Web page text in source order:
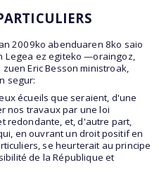
2009ko abenduaren 8ko saio
Legea ez egiteko —oraingoz,
Eric Besson ministroak,
segur:
écueils que seraient, d'une
nos travaux par une loi
redondante, et, d'autre part,
en ouvrant un droit positif en
se heurterait au principe
de la République et